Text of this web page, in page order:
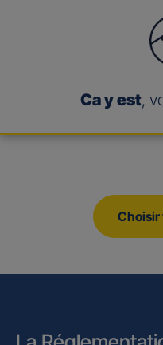
Ca y est,
Choisir